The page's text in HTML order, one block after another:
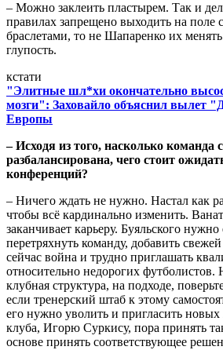
– Можно заклеить пластырем. Так и
правилах запрещено выходить на поле
браслетами, то не Шапаренко их
глупость.
кстати
"Элитные шл*хи окончательно
мозги": Заховайло объяснил вылет
Европы
– Исходя из того, насколько команда
разбалансирована, чего стоит
конференций?
– Ничего ждать не нужно. Настал как
чтобы всё кардинально изменить.
заканчивает карьеру. Буяльского
перетряхнуть команду, добавить
сейчас война и трудно приглашать
относительно недорогих футболистов.
клубная структура, на подходе,
если тренерский штаб к этому
его нужно уволить и пригласить
клуба, Игорю Суркису, пора принять
основе принять соответствующее